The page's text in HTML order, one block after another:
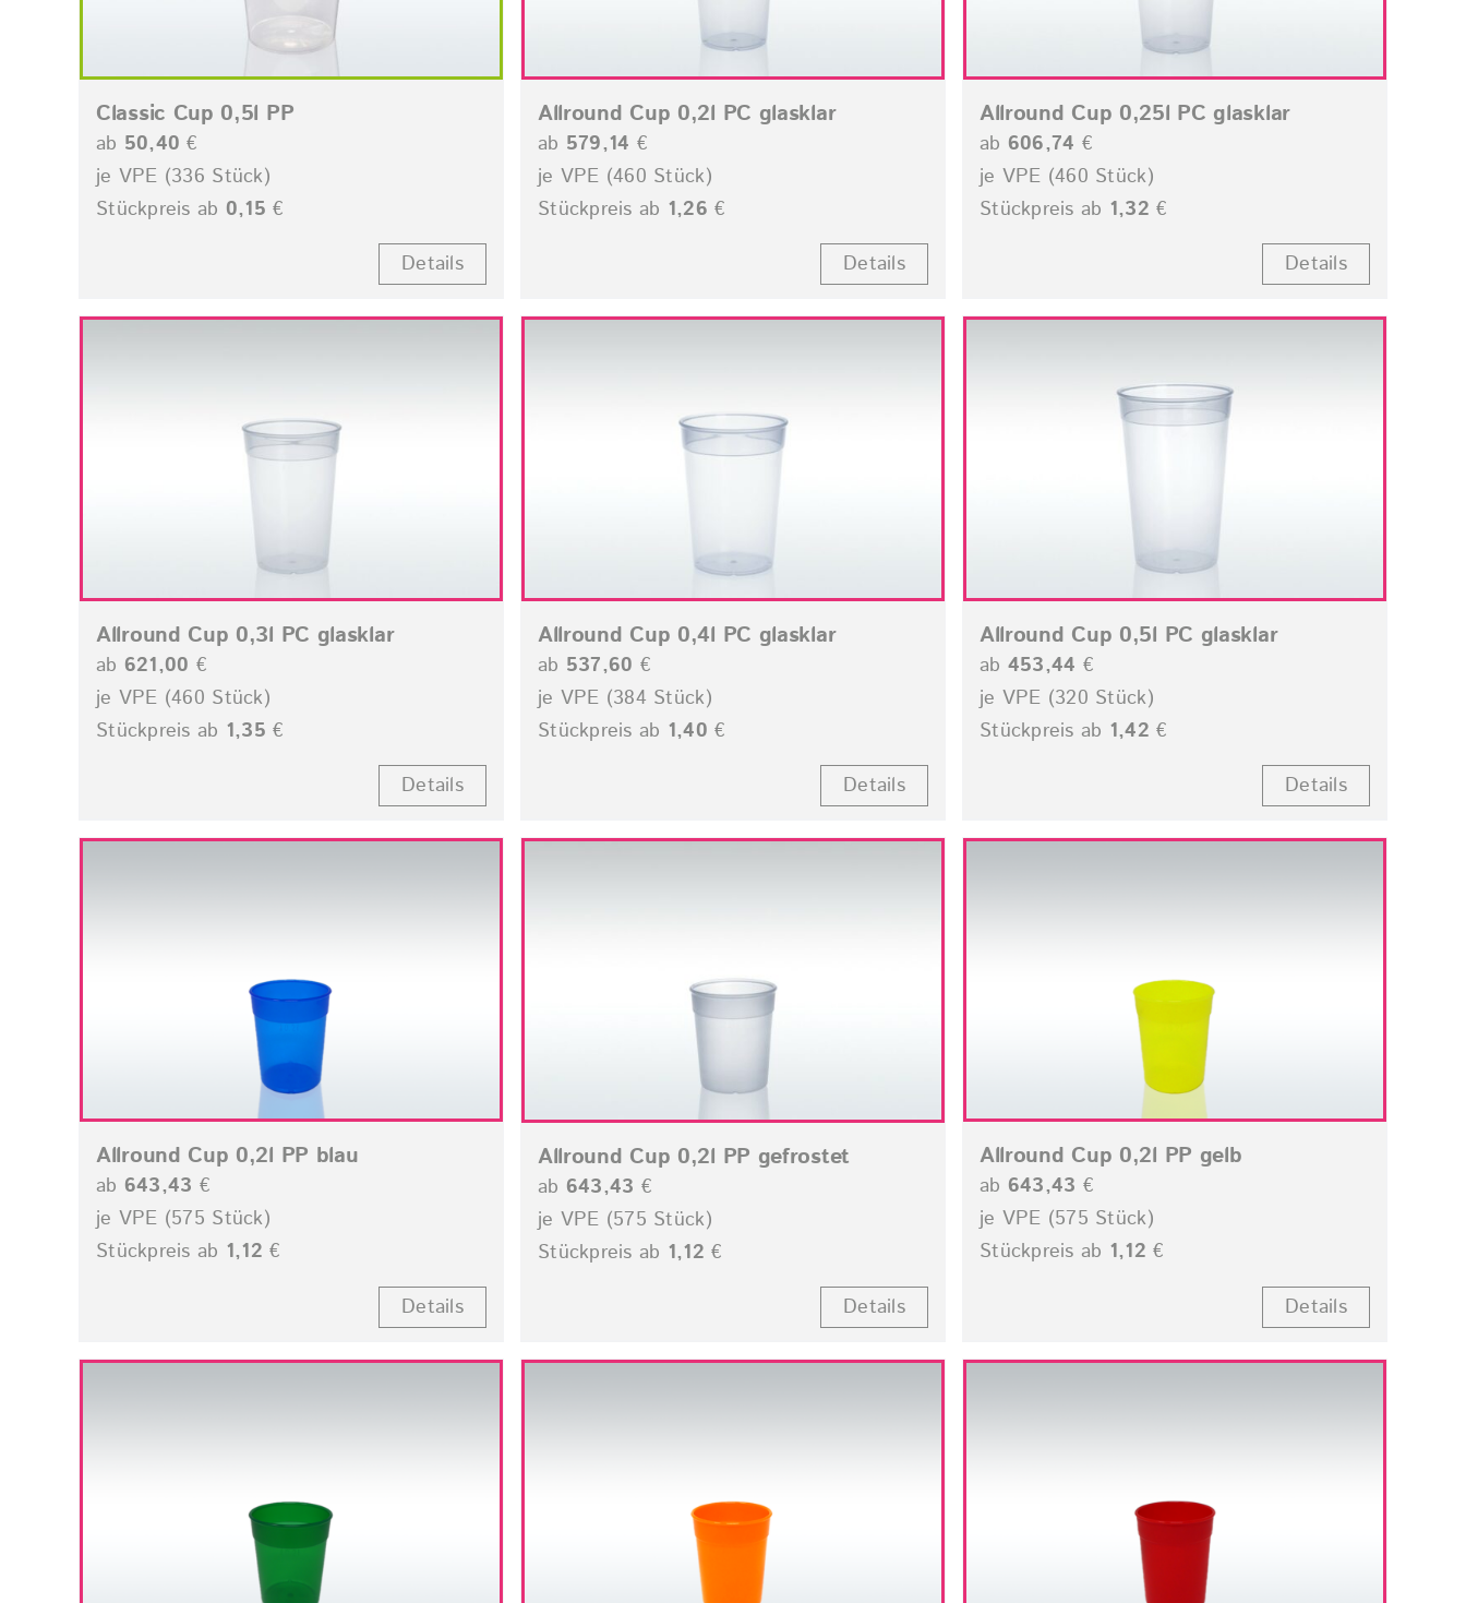
Classic Cup 0,5l PP
ab 50,40 €
je VPE (336 Stück)
Stückpreis ab 0,15 €
Details
Allround Cup 0,2l PC glasklar
ab 579,14 €
je VPE (460 Stück)
Stückpreis ab 1,26 €
Details
Allround Cup 0,25l PC glasklar
ab 606,74 €
je VPE (460 Stück)
Stückpreis ab 1,32 €
Details
Allround Cup 0,3l PC glasklar
ab 621,00 €
je VPE (460 Stück)
Stückpreis ab 1,35 €
Details
Allround Cup 0,4l PC glasklar
ab 537,60 €
je VPE (384 Stück)
Stückpreis ab 1,40 €
Details
Allround Cup 0,5l PC glasklar
ab 453,44 €
je VPE (320 Stück)
Stückpreis ab 1,42 €
Details
Allround Cup 0,2l PP blau
ab 643,43 €
je VPE (575 Stück)
Stückpreis ab 1,12 €
Details
Allround Cup 0,2l PP gefrostet
ab 643,43 €
je VPE (575 Stück)
Stückpreis ab 1,12 €
Details
Allround Cup 0,2l PP gelb
ab 643,43 €
je VPE (575 Stück)
Stückpreis ab 1,12 €
Details